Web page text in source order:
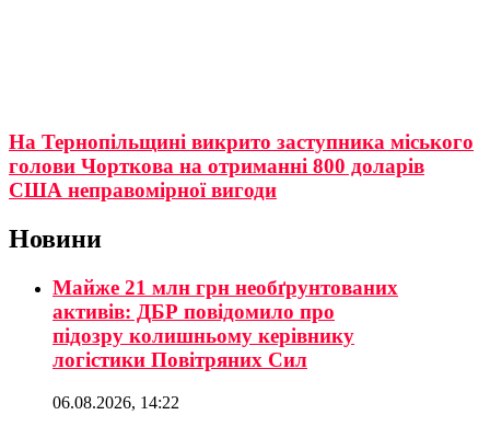
На Тернопільщині викрито заступника міського
голови Чорткова на отриманні 800 доларів
США неправомірної вигоди
Новини
Майже 21 млн грн необґрунтованих
активів: ДБР повідомило про
підозру колишньому керівнику
логістики Повітряних Сил
06.08.2026, 14:22